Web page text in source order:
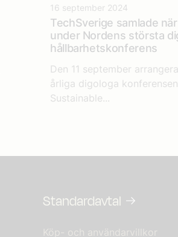
16 september 2024
TechSverige samlade
under Nordens största
hållbarhetskonferens
Den 11 september
årliga digologa
Sustainable...
Standardavtal
Köp- och användarvillkor